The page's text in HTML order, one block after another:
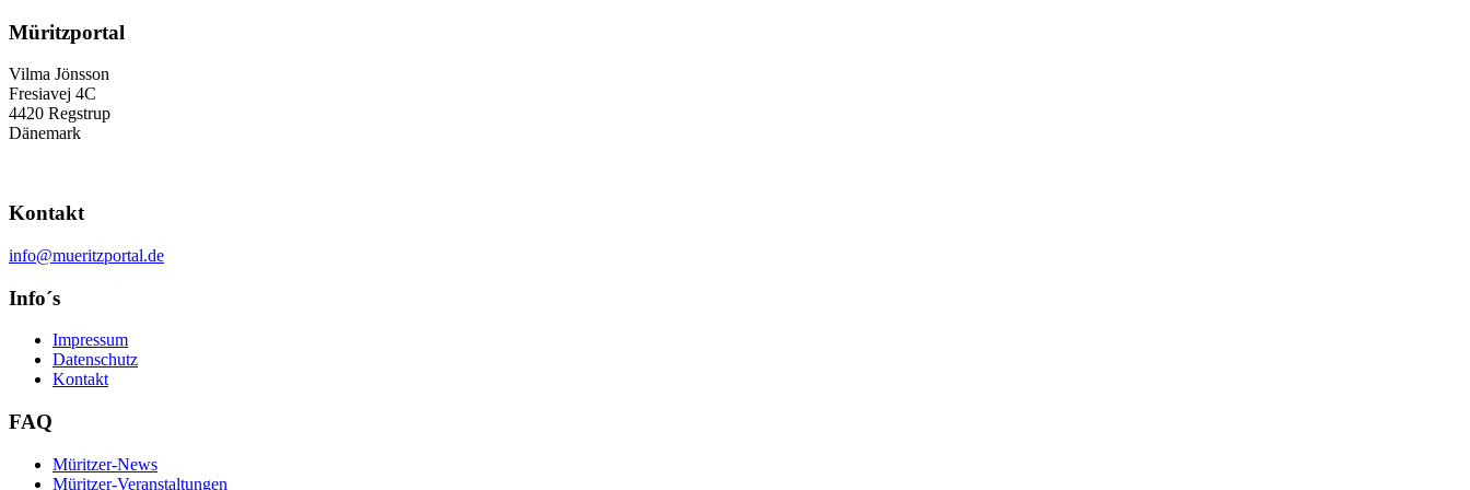
Müritzportal
Vilma Jönsson
Fresiavej 4C
4420 Regstrup
Dänemark
Kontakt
info@mueritzportal.de
Info´s
Impressum
Datenschutz
Kontakt
FAQ
Müritzer-News
Müritzer-Veranstaltungen